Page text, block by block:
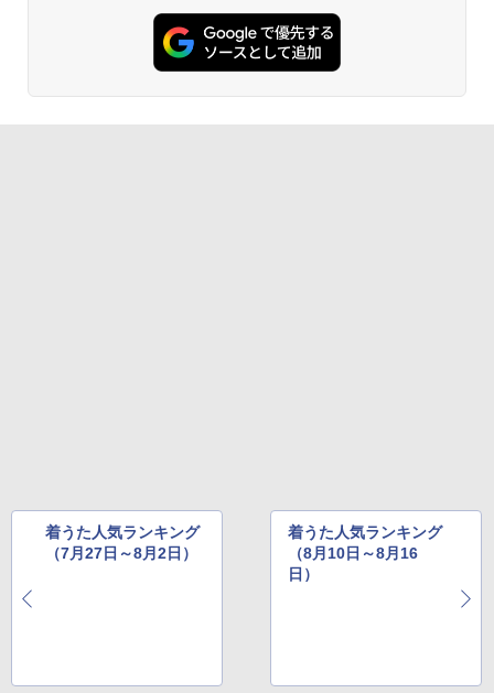
着うた人気ランキング
（7月27日～8月2日）
着うた人気ランキング
（8月10日～8月16
日）